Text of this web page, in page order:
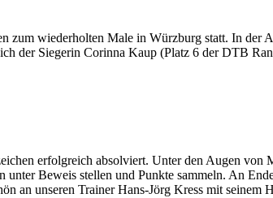
zum wiederholten Male in Würzburg statt. In der
der Siegerin Corinna Kaup (Platz 6 der DTB
erfolgreich absolviert. Unter den Augen von
Beweis stellen und Punkte sammeln. An
an unseren Trainer Hans-Jörg Kress mit seinem